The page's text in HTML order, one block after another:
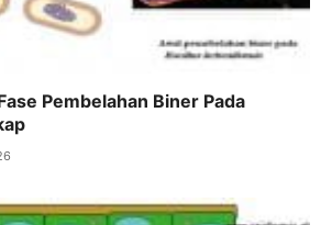
Pembelahan Biner Pada